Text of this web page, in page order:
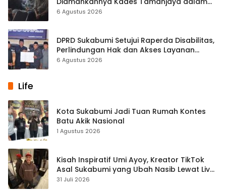
Kasus Sabu
6 Agustus 2026
DPRD Sukabumi Setujui Raperda Disabilitas,
Perlindungan Hak dan Akses Layanan
Diperkuat
6 Agustus 2026
Life
Kota Sukabumi Jadi Tuan Rumah Kontes
Batu Akik Nasional
1 Agustus 2026
Kisah Inspiratif Umi Ayoy, Kreator TikTok
Asal Sukabumi yang Ubah Nasib Lewat Live
Streaming
31 Juli 2026